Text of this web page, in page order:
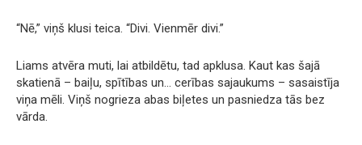
“Nē,” viņš klusi teica. “Divi. Vienmēr divi.”
Liams atvēra muti, lai atbildētu, tad apklusa. Kaut kas šajā
skatienā – baiļu, spītības un… cerības sajaukums – sasaistīja
viņa mēli. Viņš nogrieza abas biļetes un pasniedza tās bez
vārda.